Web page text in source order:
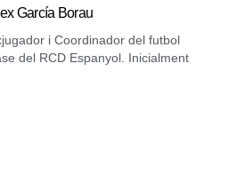
García Borau
i Coordinador del futbol
del RCD Espanyol. Inicialment